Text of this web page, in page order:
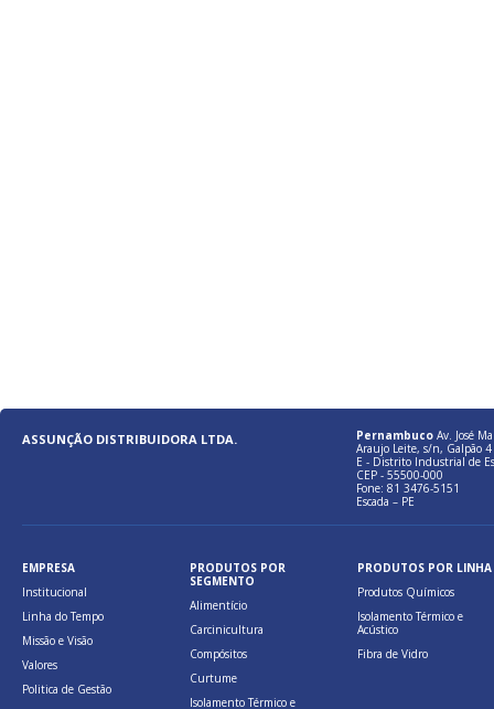
ASSUNÇÃO DISTRIBUIDORA LTDA. Pernambuco Av. José
Araujo Leite, s/n, Galpão 4
E - Distrito Industrial de
CEP - 55500-000
Fone: 81 3476-5151
Escada – PE
EMPRESA
Institucional
Linha do Tempo
Missão e Visão
Valores
Politica de Gestão
PRODUTOS POR
SEGMENTO
Alimentício
Carcinicultura
Compósitos
Curtume
Isolamento Térmico e
PRODUTOS POR LINHA
Produtos Químicos
Isolamento Térmico e
Acústico
Fibra de Vidro